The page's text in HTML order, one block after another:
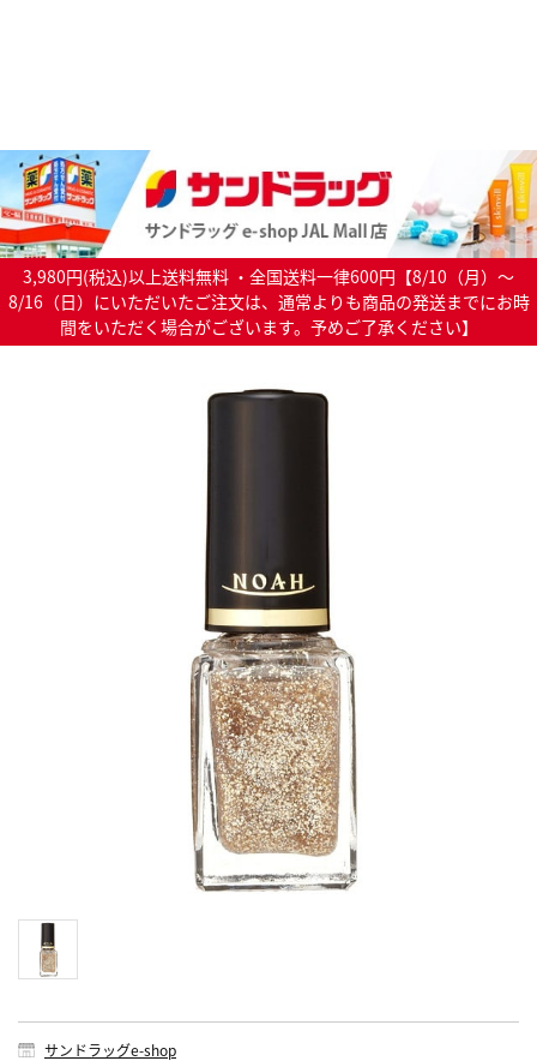
3,980円(税込)以上送料無料 ・全国送料一律600円【8/10（月）～
8/16（日）にいただいたご注文は、通常よりも商品の発送までにお時
間をいただく場合がございます。予めご了承ください】
サンドラッグe-shop